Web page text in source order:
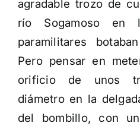
agradable trozo de
río Sogamoso
paramilitares
Pero pensar en
orificio de unos
diámetro en la
del bombillo, con